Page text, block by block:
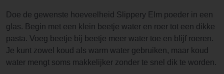
Doe de gewenste hoeveelheid Slippery Elm poeder in een
glas. Begin met een klein beetje water en roer tot een dikke
pasta. Voeg beetje bij beetje meer water toe en blijf roeren.
Je kunt zowel koud als warm water gebruiken, maar koud
water mengt soms makkelijker zonder te snel dik te worden.